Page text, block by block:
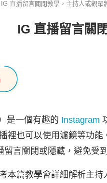
IG 直播留言關閉教學，主持人或觀眾
IG 直播留言關
是一個有趣的 Instagram
裡也可以使用濾鏡等功
言關閉或隱藏，避免受
本篇教學會詳細解析主